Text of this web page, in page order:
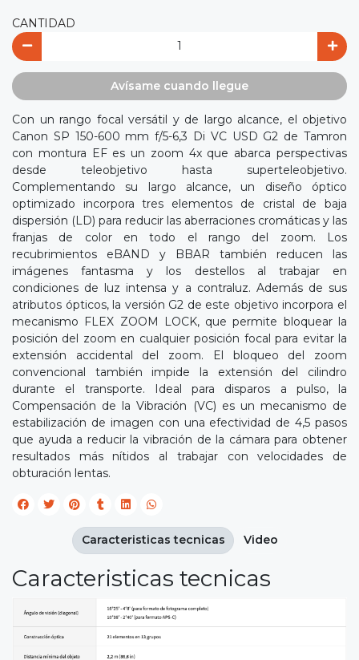
CANTIDAD
Avísame cuando llegue
Con un rango focal versátil y de largo alcance, el objetivo
Canon SP 150-600 mm f/5-6,3 Di VC USD G2 de Tamron
con montura EF es un zoom 4x que abarca perspectivas
desde teleobjetivo hasta superteleobjetivo.
Complementando su largo alcance, un diseño óptico
optimizado incorpora tres elementos de cristal de baja
dispersión (LD) para reducir las aberraciones cromáticas y las
franjas de color en todo el rango del zoom. Los
recubrimientos eBAND y BBAR también reducen las
imágenes fantasma y los destellos al trabajar en
condiciones de luz intensa y a contraluz. Además de sus
atributos ópticos, la versión G2 de este objetivo incorpora el
mecanismo FLEX ZOOM LOCK, que permite bloquear la
posición del zoom en cualquier posición focal para evitar la
extensión accidental del zoom. El bloqueo del zoom
convencional también impide la extensión del cilindro
durante el transporte. Ideal para disparos a pulso, la
Compensación de la Vibración (VC) es un mecanismo de
estabilización de imagen con una efectividad de 4,5 pasos
que ayuda a reducir la vibración de la cámara para obtener
resultados más nítidos al trabajar con velocidades de
obturación lentas.
Caracteristicas tecnicas
Caracteristicas tecnicas Video